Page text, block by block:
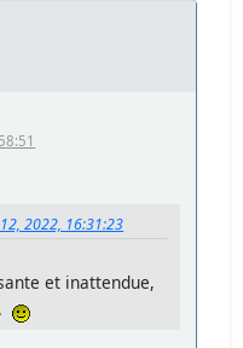
2022, 16:31:23
et inattendue,